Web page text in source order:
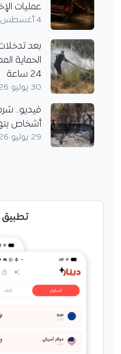
عمليات
4 أغسطس 2026
بعد
24 ساعة
30 يوليو 2026
أشخاص
29 يوليو 2026
تطبيق